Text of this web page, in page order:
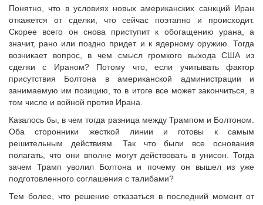
Понятно, что в условиях новых американских санкций Иран
откажется от сделки, что сейчас поэтапно и происходит.
Скорее всего он снова приступит к обогащению урана, а
значит, рано или поздно придет и к ядерному оружию. Тогда
возникает вопрос, в чем смысл громкого выхода США из
сделки с Ираном? Потому что, если учитывать фактор
присутствия Болтона в американской администрации и
занимаемую им позицию, то в итоге все может закончиться, в
том числе и войной против Ирана.
Казалось бы, в чем тогда разница между Трампом и Болтоном.
Оба сторонники жесткой линии и готовы к самым
решительным действиям. Так что были все основания
полагать, что они вполне могут действовать в унисон. Тогда
зачем Трамп уволил Болтона и почему он вышел из уже
подготовленного соглашения с талибами?
Тем более, что решение отказаться в последний момент от